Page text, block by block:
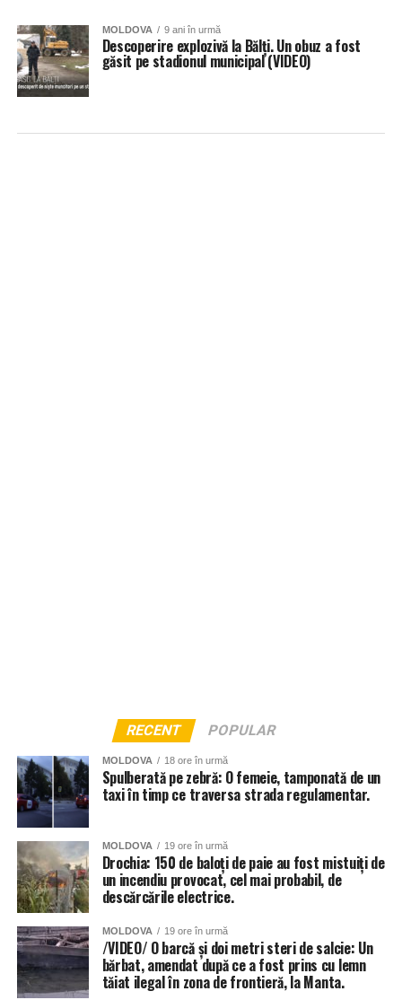
MOLDOVA 9 ani în urmă
Descoperire explozivă la Bălţi. Un obuz a fost
găsit pe stadionul municipal (VIDEO)
RECENT POPULAR
MOLDOVA 18 ore în urmă
Spulberată pe zebră: O femeie, tamponată de un
taxi în timp ce traversa strada regulamentar.
MOLDOVA 19 ore în urmă
Drochia: 150 de baloți de paie au fost mistuiți de
un incendiu provocat, cel mai probabil, de
descărcările electrice.
MOLDOVA 19 ore în urmă
/VIDEO/ O barcă și doi metri steri de salcie: Un
bărbat, amendat după ce a fost prins cu lemn
tăiat ilegal în zona de frontieră, la Manta.